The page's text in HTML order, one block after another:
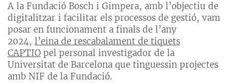
A la Fundació Bosch i Gimpera, amb l’objectiu de
digitalitzar i facilitar els processos de gestió, vam
posar en funcionament a finals de l’any
2024, l’eina de rescabalament de tiquets
CAPTIO pel personal investigador de la
Universitat de Barcelona que tinguessin projectes
amb NIF de la Fundació.